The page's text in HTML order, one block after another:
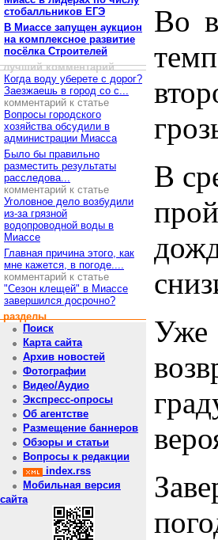
стобалльников ЕГЭ
В Миассе запущен аукцион
на комплексное развитие
посёлка Строителей
лучший комментарий
Когда воду уберете с дорог?
Заезжаешь в город со с...
комментарий к статье
Вопросы городского
хозяйства обсудили в
администрации Миасса
Было бы правильно
разместить результаты
расследова...
комментарий к статье
Уголовное дело возбудили
из-за грязной
водопроводной воды в
Миассе
Главная причина этого, как
мне кажется, в погоде....
комментарий к статье
"Сезон клещей" в Миассе
завершился досрочно?
разделы
Поиск
Карта сайта
Архив новостей
Фотографии
Видео/Аудио
Экспресс-опросы
Об агентстве
Размещение баннеров
Обзоры и статьи
Вопросы к редакции
index.rss
Мобильная версия
сайта
Во
В
Уже